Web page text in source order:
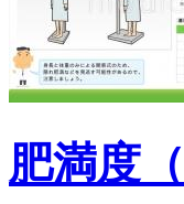
肥満度